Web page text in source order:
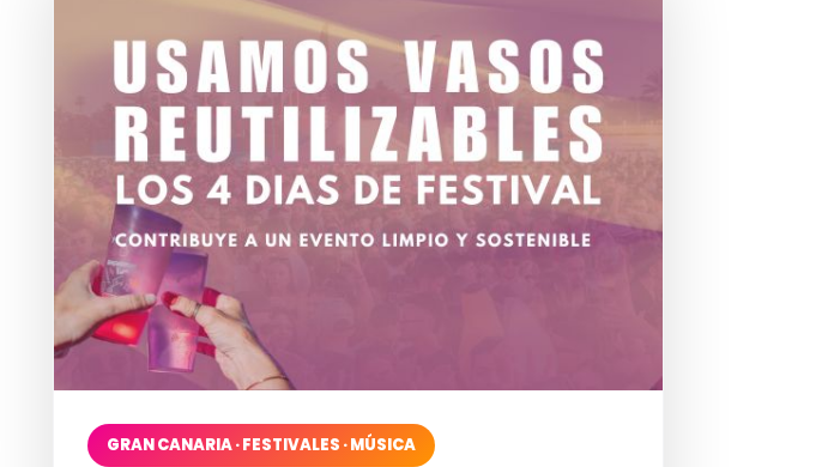
GRAN CANARIA · FESTIVALES · MÚSICA